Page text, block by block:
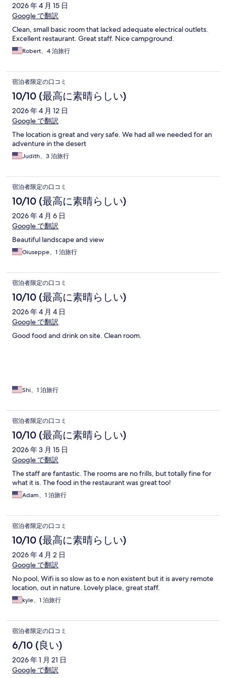
2026 年 4 月 15 日
Google で翻訳
Clean, small basic room that lacked adequate electrical outlets.
Excellent restaurant. Great staff. Nice campground.
Robert、4 泊旅行
宿泊者限定の口コミ
10/10 (最高に素晴らしい)
2026 年 4 月 12 日
Google で翻訳
The location is great and very safe. We had all we needed for an
adventure in the desert
Judith、3 泊旅行
宿泊者限定の口コミ
10/10 (最高に素晴らしい)
2026 年 4 月 6 日
Google で翻訳
Beautiful landscape and view
Giuseppe、1 泊旅行
宿泊者限定の口コミ
10/10 (最高に素晴らしい)
2026 年 4 月 4 日
Google で翻訳
Good food and drink on site. Clean room.
Shi、1 泊旅行
宿泊者限定の口コミ
10/10 (最高に素晴らしい)
2026 年 3 月 15 日
Google で翻訳
The staff are fantastic. The rooms are no frills, but totally fine for
what it is. The food in the restaurant was great too!
Adam、1 泊旅行
宿泊者限定の口コミ
10/10 (最高に素晴らしい)
2026 年 4 月 2 日
Google で翻訳
No pool, Wifi is so slow as to e non existent but it is avery remote
location, out in nature. Lovely place, great staff.
kyle、1 泊旅行
宿泊者限定の口コミ
6/10 (良い)
2026 年 1 月 21 日
Google で翻訳